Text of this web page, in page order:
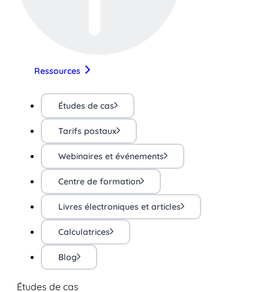
Ressources
Études de cas
Tarifs postaux
Webinaires et événements
Centre de formation
Livres électroniques et articles
Calculatrices
Blog
Études de cas